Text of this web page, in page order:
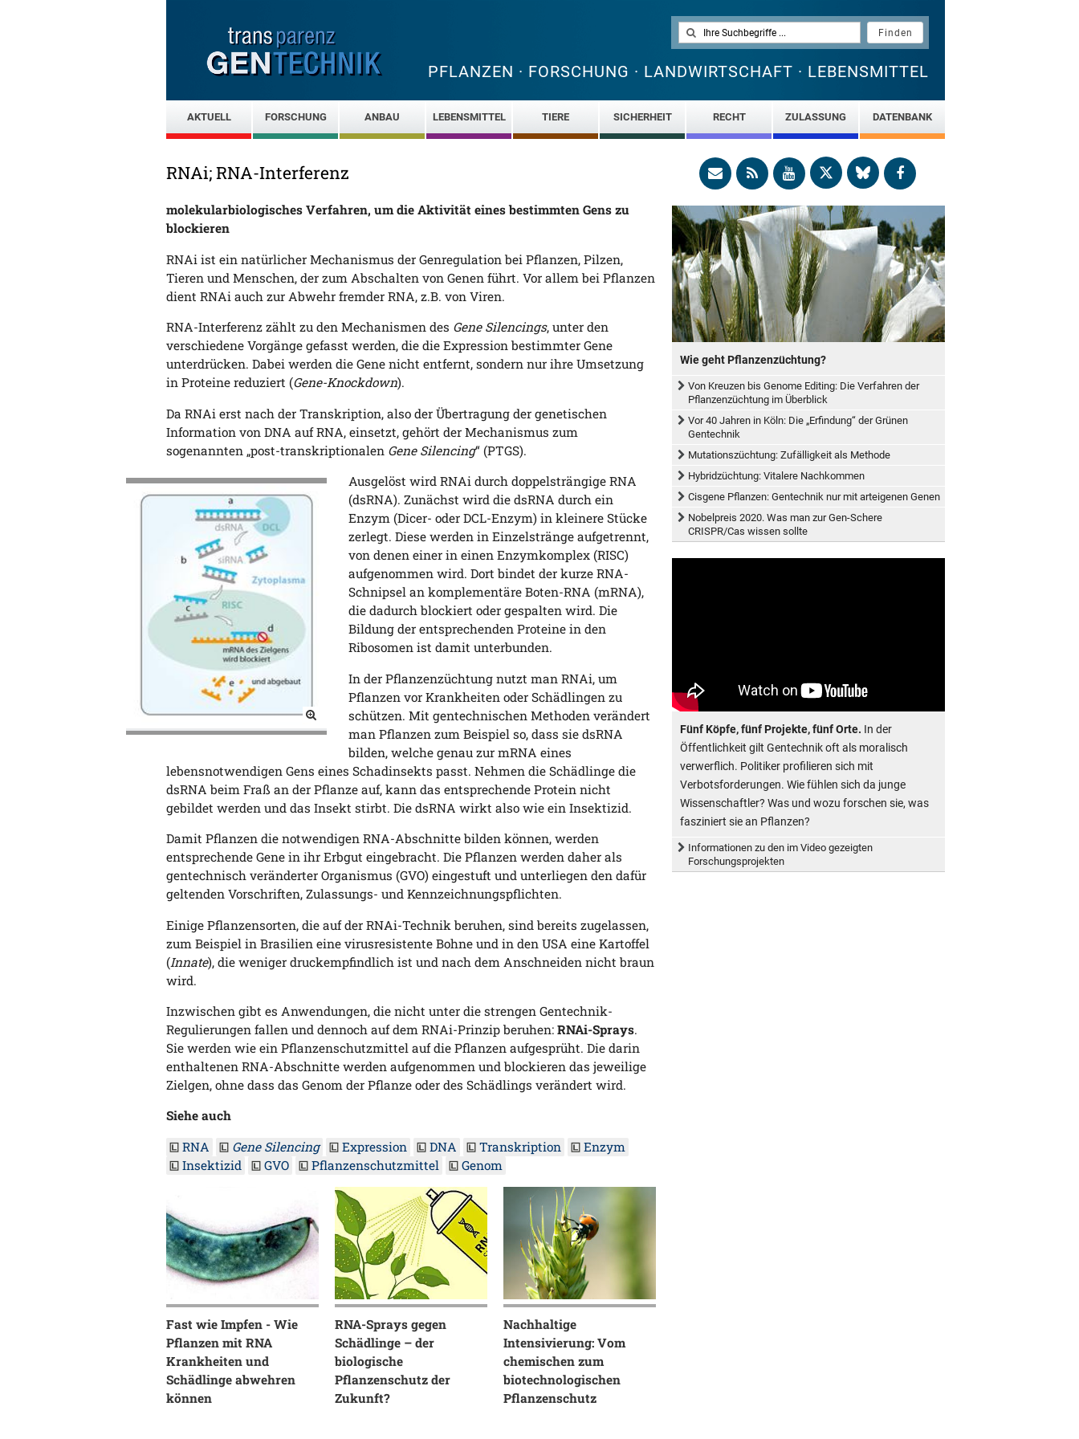
PFLANZEN · FORSCHUNG · LANDWIRTSCHAFT · LEBENSMITTEL
AKTUELL FORSCHUNG ANBAU LEBENSMITTEL TIERE SICHERHEIT RECHT ZULASSUNG DATENBANK
RNAi; RNA-Interferenz
molekularbiologisches Verfahren, um die Aktivität eines bestimmten Gens zu
blockieren
RNAi ist ein natürlicher Mechanismus der Genregulation bei Pflanzen, Pilzen,
Tieren und Menschen, der zum Abschalten von Genen führt. Vor allem bei Pflanzen
dient RNAi auch zur Abwehr fremder RNA, z.B. von Viren.
RNA-Interferenz zählt zu den Mechanismen des Gene Silencings, unter den
verschiedene Vorgänge gefasst werden, die die Expression bestimmter Gene
unterdrücken. Dabei werden die Gene nicht entfernt, sondern nur ihre Umsetzung
in Proteine reduziert (Gene-Knockdown).
Da RNAi erst nach der Transkription, also der Übertragung der genetischen
Information von DNA auf RNA, einsetzt, gehört der Mechanismus zum
sogenannten „post-transkriptionalen Gene Silencing“ (PTGS).
Ausgelöst wird RNAi durch doppelsträngige RNA
(dsRNA). Zunächst wird die dsRNA durch ein
Enzym (Dicer- oder DCL-Enzym) in kleinere Stücke
zerlegt. Diese werden in Einzelstränge aufgetrennt,
von denen einer in einen Enzymkomplex (RISC)
aufgenommen wird. Dort bindet der kurze RNA-
Schnipsel an komplementäre Boten-RNA (mRNA),
die dadurch blockiert oder gespalten wird. Die
Bildung der entsprechenden Proteine in den
Ribosomen ist damit unterbunden.
In der Pflanzenzüchtung nutzt man RNAi, um
Pflanzen vor Krankheiten oder Schädlingen zu
schützen. Mit gentechnischen Methoden verändert
man Pflanzen zum Beispiel so, dass sie dsRNA
bilden, welche genau zur mRNA eines
lebensnotwendigen Gens eines Schadinsekts passt. Nehmen die Schädlinge die
dsRNA beim Fraß an der Pflanze auf, kann das entsprechende Protein nicht
gebildet werden und das Insekt stirbt. Die dsRNA wirkt also wie ein Insektizid.
Damit Pflanzen die notwendigen RNA-Abschnitte bilden können, werden
entsprechende Gene in ihr Erbgut eingebracht. Die Pflanzen werden daher als
gentechnisch veränderter Organismus (GVO) eingestuft und unterliegen den dafür
geltenden Vorschriften, Zulassungs- und Kennzeichnungspflichten.
Einige Pflanzensorten, die auf der RNAi-Technik beruhen, sind bereits zugelassen,
zum Beispiel in Brasilien eine virusresistente Bohne und in den USA eine Kartoffel
(Innate), die weniger druckempfindlich ist und nach dem Anschneiden nicht braun
wird.
Inzwischen gibt es Anwendungen, die nicht unter die strengen Gentechnik-
Regulierungen fallen und dennoch auf dem RNAi-Prinzip beruhen: RNAi-Sprays.
Sie werden wie ein Pflanzenschutzmittel auf die Pflanzen aufgesprüht. Die darin
enthaltenen RNA-Abschnitte werden aufgenommen und blockieren das jeweilige
Zielgen, ohne dass das Genom der Pflanze oder des Schädlings verändert wird.
Siehe auch
RNA
Gene Silencing Expression DNA Transkription
Enzym
Insektizid
GVO Pflanzenschutzmittel Genom
Fast wie Impfen - Wie
Pflanzen mit RNA
Krankheiten und
Schädlinge abwehren
können
RNA-Sprays gegen
Schädlinge – der
biologische
Pflanzenschutz der
Zukunft?
Nachhaltige
Intensivierung: Vom
chemischen zum
biotechnologischen
Pflanzenschutz
Wie geht Pflanzenzüchtung?
Von Kreuzen bis Genome Editing: Die Verfahren der
Pflanzenzüchtung im Überblick
Vor 40 Jahren in Köln: Die „Erfindung“ der Grünen
Gentechnik
Mutationszüchtung: Zufälligkeit als Methode
Hybridzüchtung: Vitalere Nachkommen
Cisgene Pflanzen: Gentechnik nur mit arteigenen Genen
Nobelpreis 2020. Was man zur Gen-Schere
CRISPR/Cas wissen sollte
Fünf Köpfe, fünf Projekte, fünf Orte. In der
Öffentlichkeit gilt Gentechnik oft als moralisch
verwerflich. Politiker profilieren sich mit
Verbotsforderungen. Wie fühlen sich da junge
Wissenschaftler? Was und wozu forschen sie, was
fasziniert sie an Pflanzen?
Informationen zu den im Video gezeigten
Forschungsprojekten